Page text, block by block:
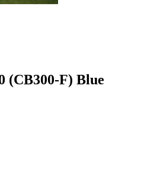
(CB300-F) Blue